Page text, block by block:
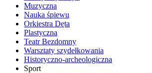
Muzyczna
Nauka śpiewu
Orkiestra Dęta
Plastyczna
Teatr Bezdomny
Warsztaty szydełkowania
Historyczno-archeologiczna
Sport